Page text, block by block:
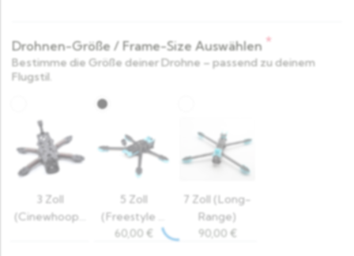
Drohnen-Größe / Frame-Size Auswählen *
Bestimme die Größe deiner Drohne – passend zu deinem
Flugstil.
3 Zoll
(Cinewhoop /
5 Zoll
(Freestyle &
Racing)
60,00 €
7 Zoll (Long-
Range)
90,00 €